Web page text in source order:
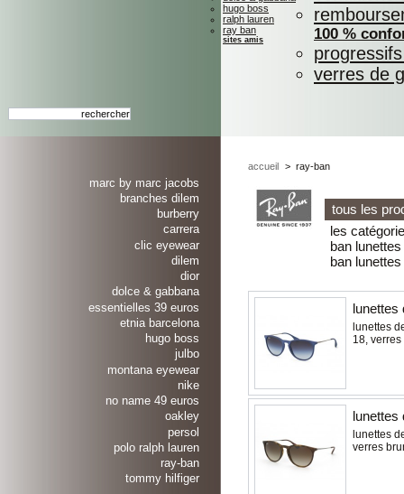
hugo boss
ralph lauren
ray ban
sites amis 100 %
verres de
marc by marc jacobs
branches dilem
burberry
carrera
clic eyewear
dilem
dior
dolce & gabbana
essentielles 39 euros
etnia barcelona
hugo boss
julbo
montana eyewear
nike
no name 49 euros
oakley
persol
polo ralph lauren
ray-ban
tommy hilfiger
accueil > ray-ban
tous les
les
ban
ban
lunettes
18,
lunettes
verres